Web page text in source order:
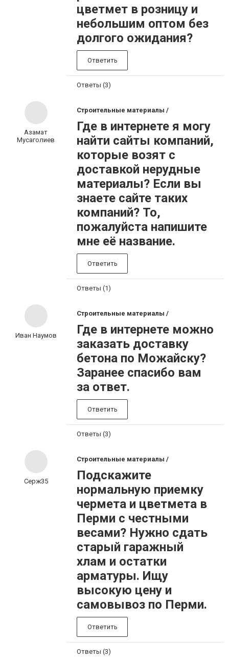
цветмет в розницу и
небольшим оптом без
долгого ожидания?
Ответить
Ответы (3)
Азамат
Мусаголиев
Строительные материалы /
Где в интернете я могу
найти сайты компаний,
которые возят с
доставкой нерудные
материалы? Если вы
знаете сайте таких
компаний? То,
пожалуйста напишите
мне её название.
Ответить
Ответы (1)
Иван Наумов
Строительные материалы /
Где в интернете можно
заказать доставку
бетона по Можайску?
Заранее спасибо вам
за ответ.
Ответить
Ответы (3)
Серж35
Строительные материалы /
Подскажите
нормальную приемку
чермета и цветмета в
Перми с честными
весами? Нужно сдать
старый гаражный
хлам и остатки
арматуры. Ищу
высокую цену и
самовывоз по Перми.
Ответить
Ответы (3)